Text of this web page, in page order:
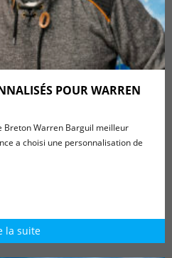
POUR WARREN
Breton Warren Barguil meilleur
a choisi une personnalisation de
la suite